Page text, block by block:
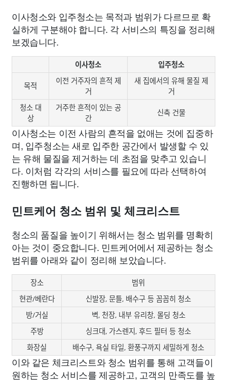
이사청소와 입주청소는 목적과 범위가 다르므로 확
실하게 구분해야 합니다. 각 서비스의 특징을 정리해
보겠습니다.
이사청소 입주청소
목적
이전 거주자의 흔적 제
거
새 집에서의 유해 물질 제
거
청소 대
상
거주한 흔적이 있는 공
간
신축 건물
이사청소는 이전 사람의 흔적을 없애는 것에 집중하
며, 입주청소는 새로 입주한 공간에서 발생할 수 있
는 유해 물질을 제거하는 데 초점을 맞추고 있습니
다. 이처럼 각각의 서비스를 필요에 따라 선택하여
진행하면 됩니다.
민트케어 청소 범위 및 체크리스트
청소의 품질을 높이기 위해서는 청소 범위를 명확히
아는 것이 중요합니다. 민트케어에서 제공하는 청소
범위를 아래와 같이 정리해 보았습니다.
장소
범위
현관/베란다
신발장, 문틀, 배수구 등 꼼꼼히 청소
방/거실
벽, 천장, 내부 유리창, 몰딩 청소
주방
싱크대, 가스렌지, 후드 필터 등 청소
화장실
배수구, 욕실 타일, 환풍구까지 세밀하게 청소
이와 같은 체크리스트와 청소 범위를 통해 고객들이
원하는 청소 서비스를 제공하고, 고객의 만족도를 높